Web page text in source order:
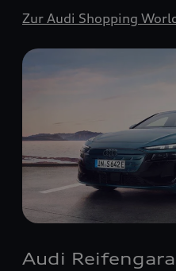
Zur Audi Shopping
Audi